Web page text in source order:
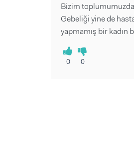
Bizim
Gebeliği yine de
yapmamış bir kadın
0 0